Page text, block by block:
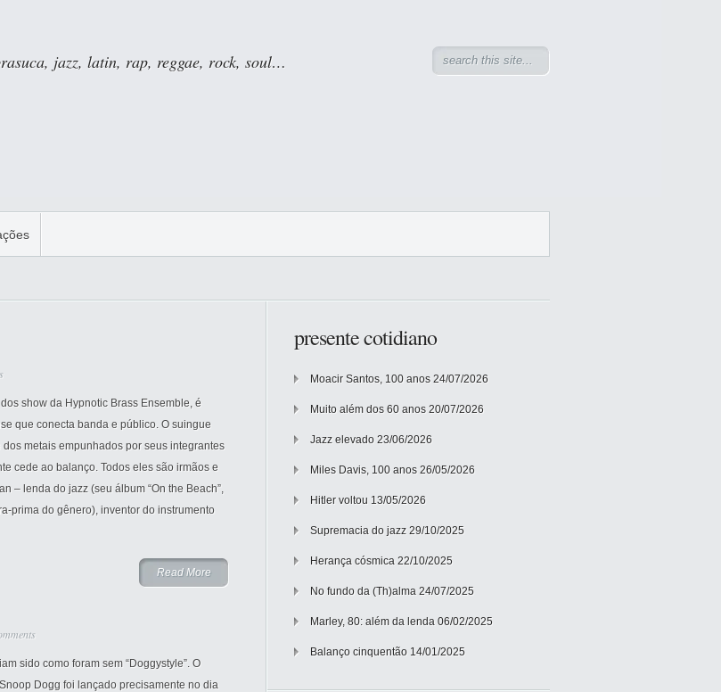
jazz, latin, rap, reggae, rock, soul…
show da Hypnotic Brass Ensemble, é
que conecta banda e público. O suingue
metais empunhados por seus integrantes
cede ao balanço. Todos eles são irmãos e
– lenda do jazz (seu álbum “On the Beach”,
prima do gênero), inventor do instrumento
Read More
sido como foram sem “Doggystyle”. O
Dogg foi lançado precisamente no dia
presente cotidiano
Moacir Santos, 100 anos 24/07/2026
Muito além dos 60 anos 20/07/2026
Jazz elevado 23/06/2026
Miles Davis, 100 anos 26/05/2026
Hitler voltou 13/05/2026
Supremacia do jazz 29/10/2025
Herança cósmica 22/10/2025
No fundo da (Th)alma 24/07/2025
Marley, 80: além da lenda 06/02/2025
Balanço cinquentão 14/01/2025